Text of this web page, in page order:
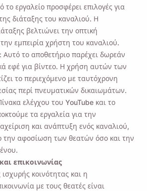
το εργαλείο προσφέρει επιλογές για
διάταξης του καναλιού. Η
βελτιώνει την οπτική
εμπειρία χρήστη του καναλιού.
: Αυτό το αποθετήριο παρέχει δωρεάν
εφέ για βίντεο. Η χρήση αυτών των
το περιεχόμενο με ταυτόχρονη
περί πνευματικών δικαιωμάτων.
ελέγχου του YouTube και το
τα εργαλεία για την
και ανάπτυξη ενός καναλιού,
την αφοσίωση των θεατών όσο και την
επικοινωνίας
κοινότητας και η
με τους θεατές είναι